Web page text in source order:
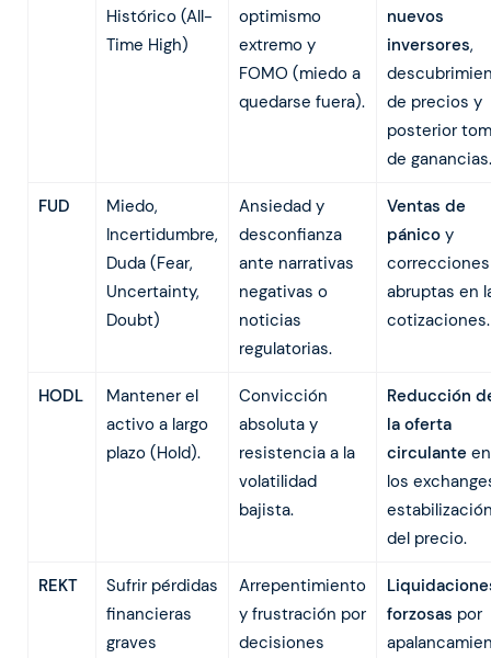
Histórico (All-
Time High)
optimismo
extremo y
FOMO (miedo a
quedarse fuera).
nuevos
inversores,
de precios y
posterior
de ganancias.
FUD
Miedo,
Incertidumbre,
Duda (Fear,
Uncertainty,
Doubt)
Ansiedad y
desconfianza
ante narrativas
negativas o
noticias
regulatorias.
Ventas de
pánicoy
correcciones
abruptas en
cotizaciones.
HODL
Mantener el
activo a largo
plazo (Hold).
Convicción
absoluta y
resistencia a la
volatilidad
bajista.
Reducción
la oferta
circulante en
los
del precio.
REKT
Sufrir pérdidas
financieras
graves
Arrepentimiento
y frustración por
decisiones
forzosas por